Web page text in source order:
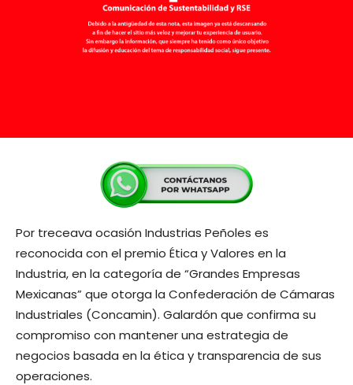
Por treceava ocasión Industrias Peñoles es
reconocida con el premio Ética y Valores en la
Industria, en la categoría de “Grandes Empresas
Mexicanas” que otorga la Confederación de Cámaras
Industriales (Concamin). Galardón que confirma su
compromiso con mantener una estrategia de
negocios basada en la ética y transparencia de sus
operaciones.